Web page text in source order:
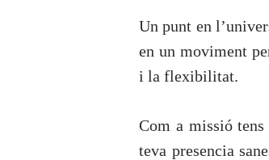
Un punt en
en un moviment
i la flexibilitat.
Com a missió tens
teva presencia